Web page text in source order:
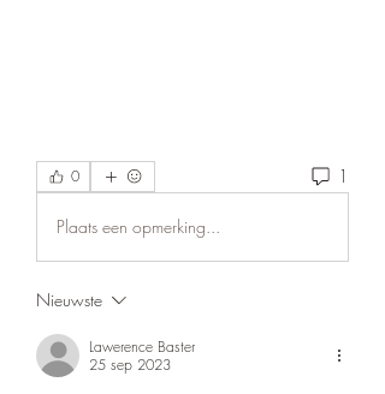
0 1
Plaats een opmerking...
Nieuwste
Lawerence Baster
25 sep 2023